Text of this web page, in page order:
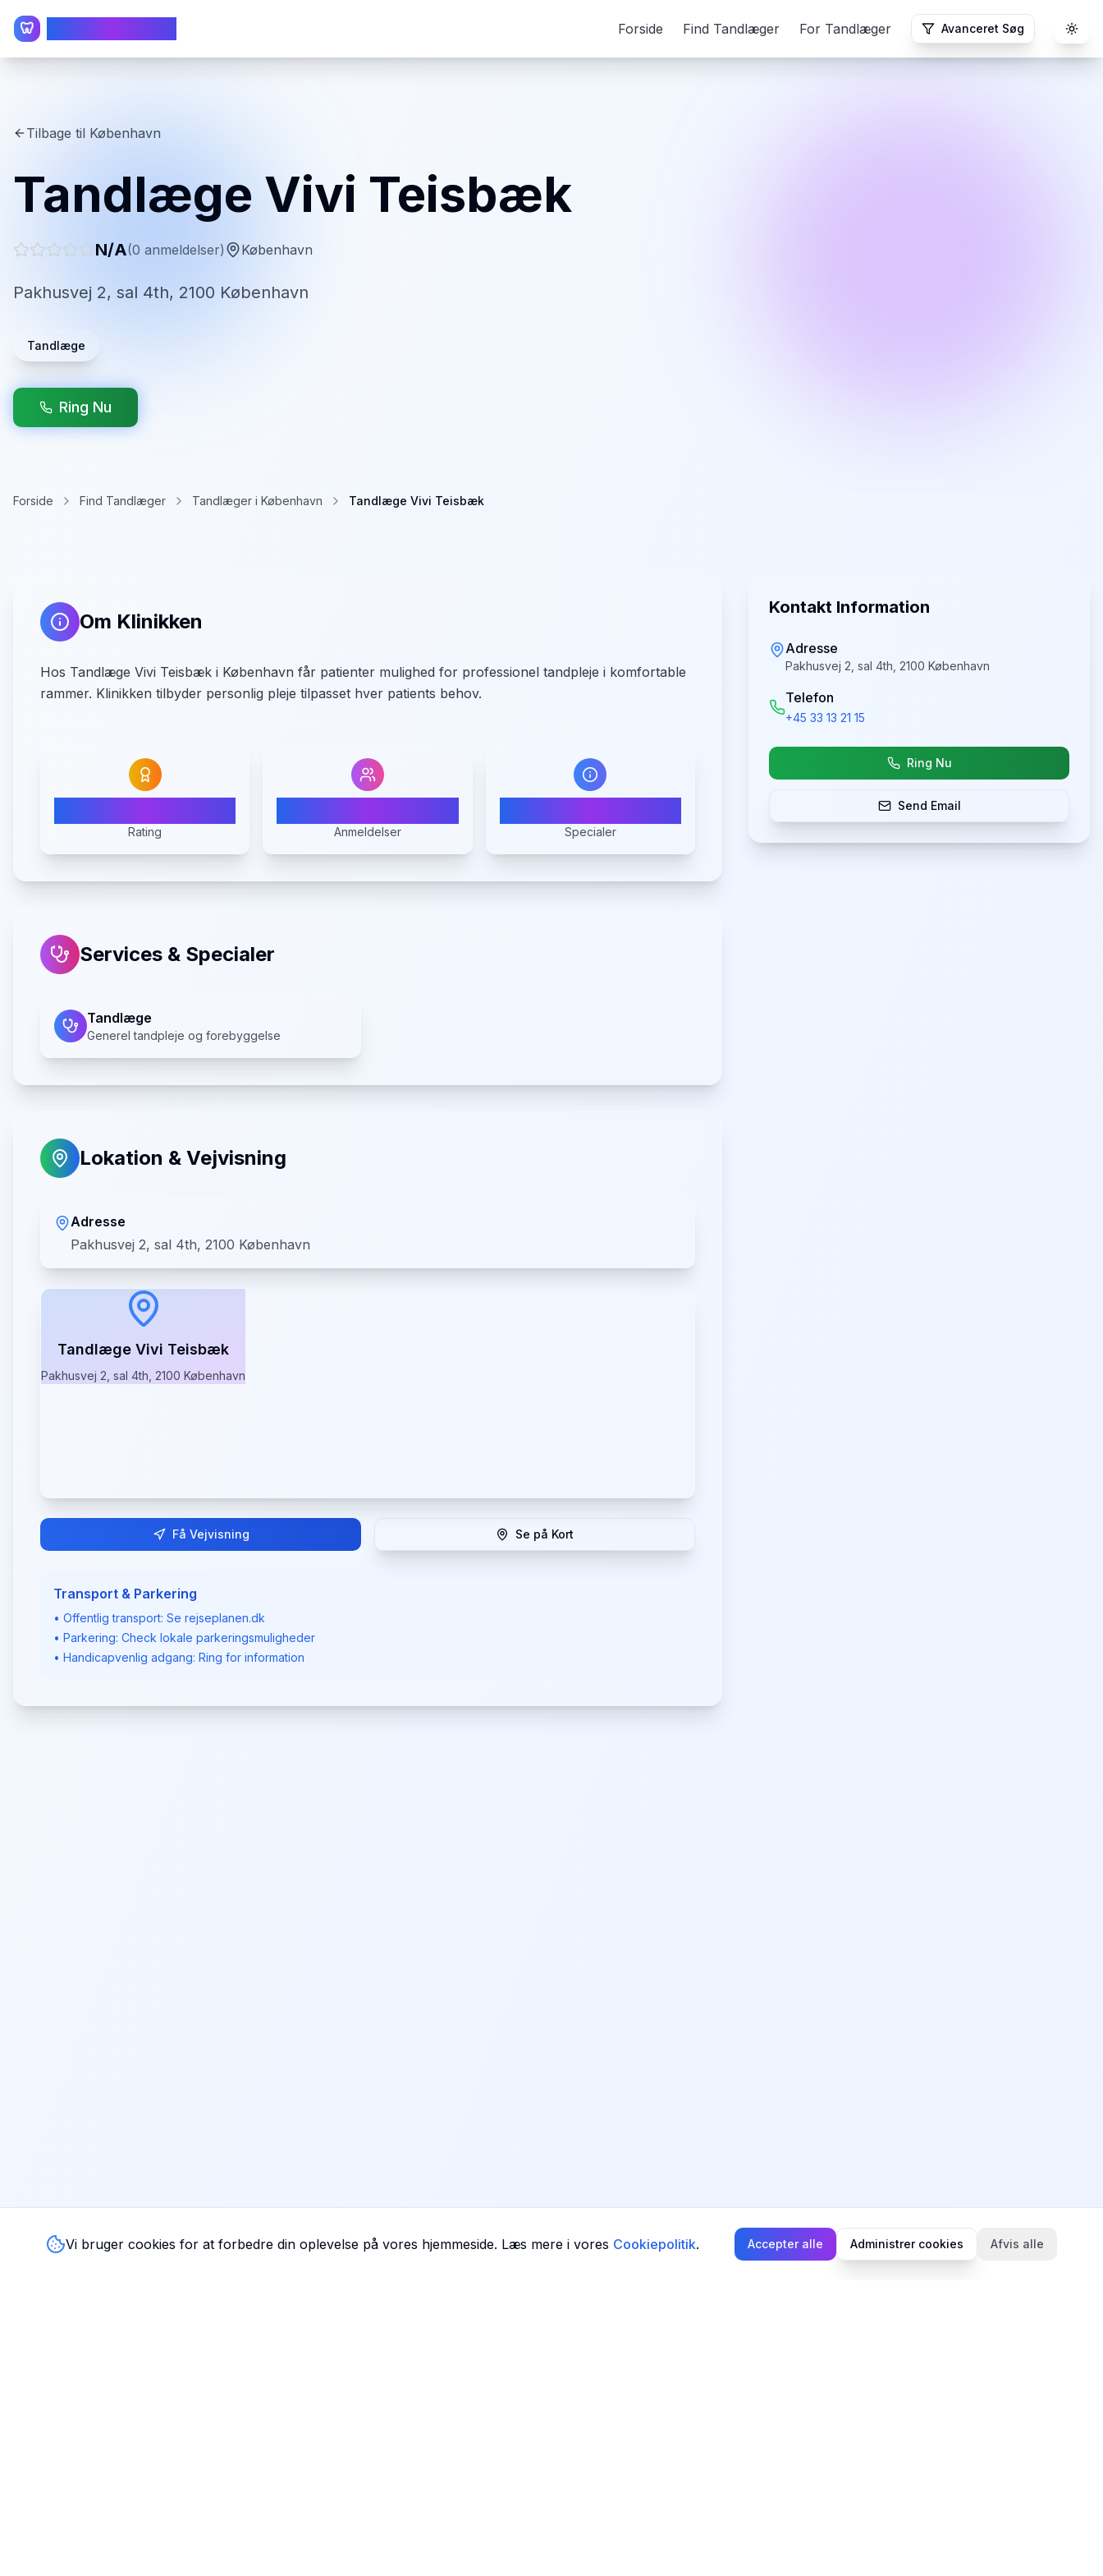
🦷 Forside Find Tandlæger For Tandlæger Avanceret Søg
Tilbage til København
Tandlæge Vivi Teisbæk
N/A(0 anmeldelser) København
Pakhusvej 2, sal 4th, 2100 København
Tandlæge
Ring Nu
Forside Find Tandlæger Tandlæger i København Tandlæge Vivi Teisbæk
Om Klinikken
Hos Tandlæge Vivi Teisbæk i København får patienter mulighed for professionel tandpleje i komfortable
rammer. Klinikken tilbyder personlig pleje tilpasset hver patients behov.
Rating Anmeldelser Specialer
Services & Specialer
Tandlæge
Generel tandpleje og forebyggelse
Lokation & Vejvisning
Adresse
Pakhusvej 2, sal 4th, 2100 København
Tandlæge Vivi Teisbæk
Pakhusvej 2, sal 4th, 2100 København
Få Vejvisning Se på Kort
Transport & Parkering
• Offentlig transport: Se rejseplanen.dk
• Parkering: Check lokale parkeringsmuligheder
• Handicapvenlig adgang: Ring for information
Kontakt Information
Adresse
Pakhusvej 2, sal 4th, 2100 København
Telefon
+45 33 13 21 15
Ring Nu
Send Email
Vi bruger cookies for at forbedre din oplevelse på vores hjemmeside. Læs mere i vores Cookiepolitik. Accepter alle Administrer cookies Afvis alle